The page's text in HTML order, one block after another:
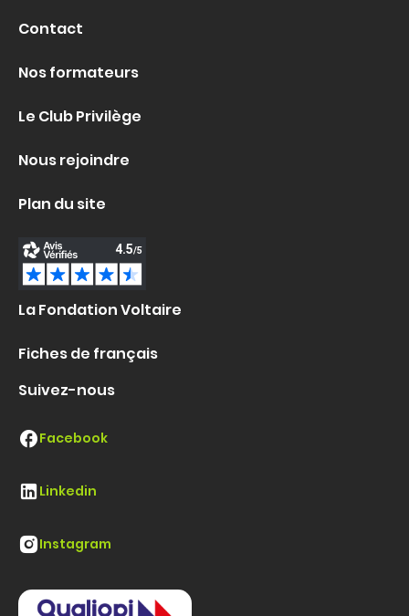
Contact
Nos formateurs
Le Club Privilège
Nous rejoindre
Plan du site
La Fondation Voltaire
Fiches de français
Suivez-nous
Facebook
Linkedin
Instagram